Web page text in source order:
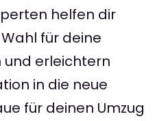
helfen dir
für deine
und erleichtern
in die neue
für deinen Umzug